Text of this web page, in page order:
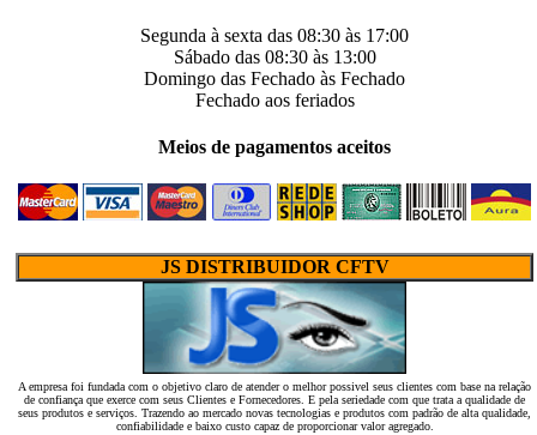
Segunda à sexta das 08:30 às 17:00
Sábado das 08:30às 13:00
Domingo das Fechado às Fechado
Fechadoaos feriados
Meios de pagamentos aceitos
JS DISTRIBUIDOR CFTV
A empresa foi fundada com o objetivo claro de atender o melhor possivel seus clientes com base na relação
de confiança que exerce com seus Clientes e Fornecedores. E pela seriedade com que trata a qualidade de
seus produtos e serviços. Trazendo ao mercado novas tecnologias e produtos com padrão de alta qualidade,
confiabilidade e baixo custo capaz de proporcionar valor agregado.